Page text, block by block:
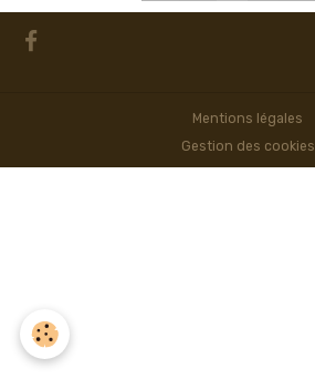
Mentions légales
Gestion des cookies